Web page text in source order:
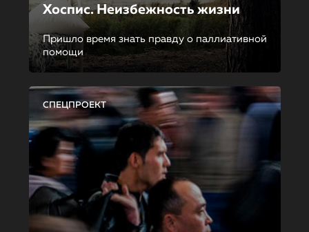
Хоспис. Неизбежность жизни
Пришло время знать правду о паллиативной
помощи
СПЕЦПРОЕКТ